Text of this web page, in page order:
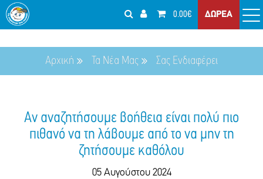
0.00€ ΔΩΡΕΑ
Αρχική Τα Νέα Μας Σας Ενδιαφέρει
Αν αναζητήσουμε βοήθεια είναι πολύ πιο
πιθανό να τη λάβουμε από το να μην τη
ζητήσουμε καθόλου
05 Αυγούστου 2024